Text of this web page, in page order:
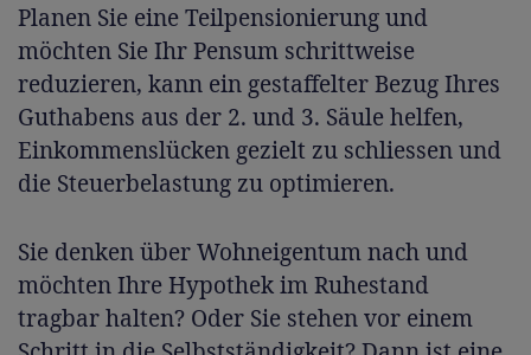
Planen Sie eine Teilpensionierung und
möchten Sie Ihr Pensum schrittweise
reduzieren, kann ein gestaffelter Bezug Ihres
Guthabens aus der 2. und 3. Säule helfen,
Einkommenslücken gezielt zu schliessen und
die Steuerbelastung zu optimieren.
Sie denken über Wohneigentum nach und
möchten Ihre Hypothek im Ruhestand
tragbar halten? Oder Sie stehen vor einem